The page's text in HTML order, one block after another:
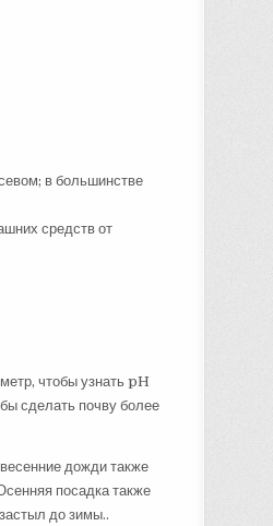
в большинстве
средств от
чтобы узнать pH
сделать почву более
дожди также
посадка также
до зимы..